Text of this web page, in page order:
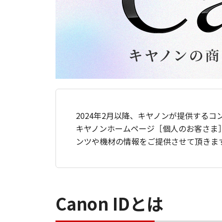
2024年2月以降、キヤノンが提供する
キヤノンホームページ［個人のお客さ
ンツや機材の情報をご提供させて頂きま
Canon IDとは